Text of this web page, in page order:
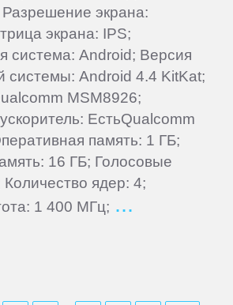
экрана:
экрана: IPS;
система: Android; Версия
системы: Android 4.4 KitKat;
MSM8926;
ЕстьQualcomm
память: 1 ГБ;
16 ГБ; Голосовые
ядер: 4;
1 400 МГц;